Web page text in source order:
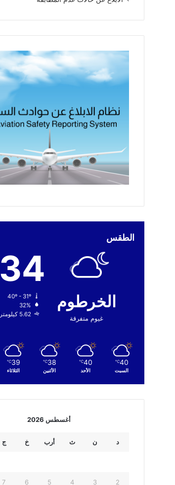
الطقس
الخرطوم
غيوم متفرقة
34
32%
5.62 كيلومتر/ساعة
40
℃
السبت
40
℃
الأحد
38
℃
الأثنين
39
℃
الثلاثاء
أغسطس 2026
د ن ث أرب خ ج
2
3
4
5
6
7